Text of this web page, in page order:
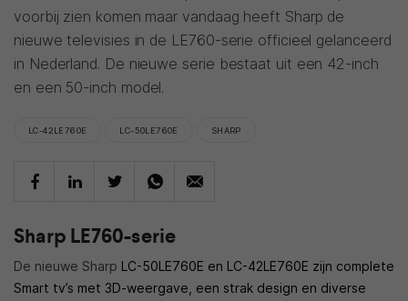
voorbij zien komen maar vandaag heeft Sharp de
nieuwe televisies in de LE760-serie officieel gelanceerd
in Nederland. De nieuwe serie bestaat uit een 42-inch
en een 50-inch model.
LC-42LE760E LC-50LE760E SHARP
Sharp LE760-serie
De nieuwe Sharp LC-50LE760E en LC-42LE760E zijn complete
Smart tv’s met 3D-weergave, een strak design en diverse